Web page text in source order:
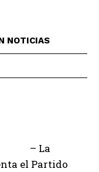
NOTICIAS
– La
el Partido